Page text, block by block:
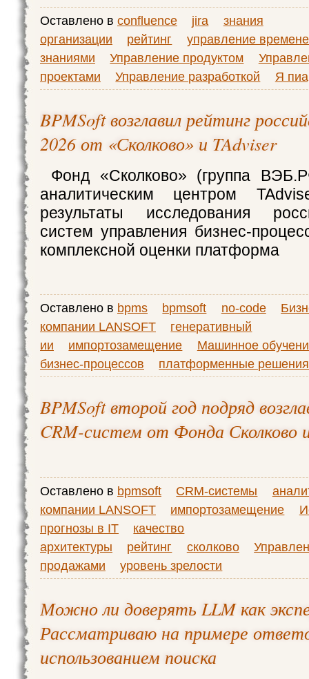
Оставлено в confluence jira
знания
организации
рейтинг
управление
знаниями
Управление продуктом
проектами
Управление разработкой Я
BPMSoft возглавил рейтинг
2026 от «Сколково» и TAdviser
Фонд «Сколково» (группа
аналитическим центром
результаты исследования
систем управления бизнес-
комплексной оценки платформа
Оставлено в bpms bpmsoft no-code
компании LANSOFT
генеративный
ии
импортозамещение
Машинное
бизнес-процессов
платформенные решения
BPMSoft второй год подряд
CRM-систем от Фонда Сколково
Оставлено в bpmsoft CRM-системы
компании LANSOFT
импортозамещение
прогнозы в IT
качество
архитектуры
рейтинг сколково
продажами
уровень зрелости
Можно ли доверять LLM как
Рассматриваю на примере
использованием поиска